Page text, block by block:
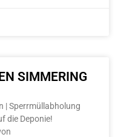
SIMMERING
| Sperrmüllabholung
die Deponie!